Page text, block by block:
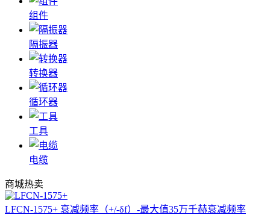
组件
隔振器
转换器
循环器
工具
电缆
商城热卖
LFCN-1575+ 衰减频率（+/-δf）-最大值35万千赫衰减频率